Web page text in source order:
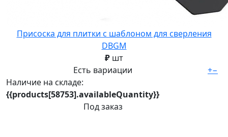
Присоска для плитки с шаблоном для сверления
DBGM
₽ шт
Есть вариации
Наличие на складе:
{{products[58753].availableQuantity}}
Под заказ
+−